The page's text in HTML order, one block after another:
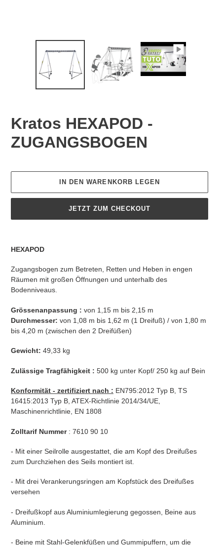
Kratos HEXAPOD -
ZUGANGSBOGEN
Preis
IN DEN WARENKORB LEGEN
JETZT ZUM CHECKOUT
Warenkorb
hinzugefügt
HEXAPOD
Zugangsbogen zum Betreten, Retten und Heben in engen
Räumen mit großen Öffnungen und unterhalb des
Bodenniveaus.
Grössenanpassung : von 1,15 m bis 2,15 m
Durchmesser: von 1,08 m bis 1,62 m (1 Dreifuß) / von 1,80 m
bis 4,20 m (zwischen den 2 Dreifüßen)
Gewicht: 49,33 kg
Zulässige Tragfähigkeit : 500 kg unter Kopf/ 250 kg auf Bein
Konformität - zertifiziert nach : EN795:2012 Typ B, TS
16415:2013 Typ B, ATEX-Richtlinie 2014/34/UE,
Maschinenrichtlinie, EN 1808
Zolltarif Nummer : 7610 90 10
- Mit einer Seilrolle ausgestattet, die am Kopf des Dreifußes
zum Durchziehen des Seils montiert ist.
- Mit drei Verankerungsringen am Kopfstück des Dreifußes
versehen
- Dreifußkopf aus Aluminiumlegierung gegossen, Beine aus
Aluminium.
- Beine mit Stahl-Gelenkfüßen und Gummipuffern, um die